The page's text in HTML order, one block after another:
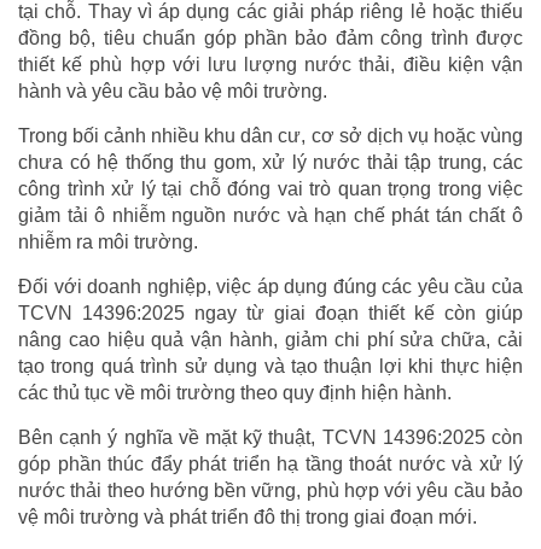
tại chỗ. Thay vì áp dụng các giải pháp riêng lẻ hoặc thiếu
đồng bộ, tiêu chuẩn góp phần bảo đảm công trình được
thiết kế phù hợp với lưu lượng nước thải, điều kiện vận
hành và yêu cầu bảo vệ môi trường.
Trong bối cảnh nhiều khu dân cư, cơ sở dịch vụ hoặc vùng
chưa có hệ thống thu gom, xử lý nước thải tập trung, các
công trình xử lý tại chỗ đóng vai trò quan trọng trong việc
giảm tải ô nhiễm nguồn nước và hạn chế phát tán chất ô
nhiễm ra môi trường.
Đối với doanh nghiệp, việc áp dụng đúng các yêu cầu của
TCVN 14396:2025 ngay từ giai đoạn thiết kế còn giúp
nâng cao hiệu quả vận hành, giảm chi phí sửa chữa, cải
tạo trong quá trình sử dụng và tạo thuận lợi khi thực hiện
các thủ tục về môi trường theo quy định hiện hành.
Bên cạnh ý nghĩa về mặt kỹ thuật, TCVN 14396:2025 còn
góp phần thúc đẩy phát triển hạ tầng thoát nước và xử lý
nước thải theo hướng bền vững, phù hợp với yêu cầu bảo
vệ môi trường và phát triển đô thị trong giai đoạn mới.